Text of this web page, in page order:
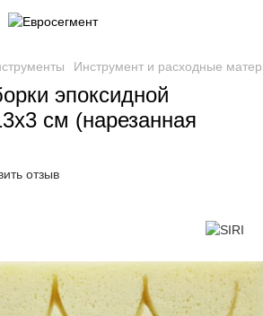
Инструмент и расходные
эпоксидной
см (нарезанная
отзыв